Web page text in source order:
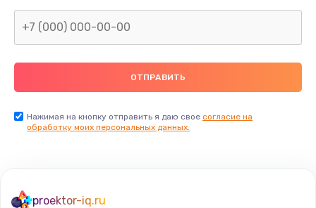
Нажимая на кнопку отправить я даю свое согласие на
обработку моих персональных данных.
proektor-iq.ru